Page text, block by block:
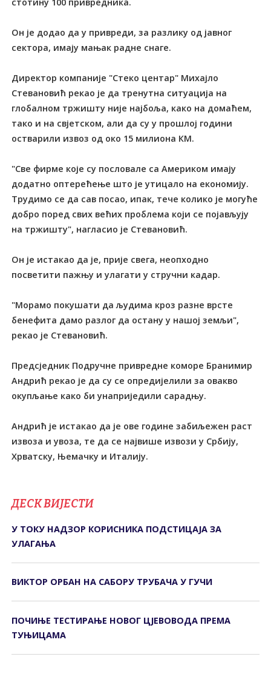
Он је додао да у привреди, за разлику од јавног
сектора, имају мањак радне снаге.
Директор компаније "Стеко центар" Михајло
Стевановић рекао је да тренутна ситуација на
глобалном тржишту није најбоља, како на домаћем,
тако и на свјетском, али да су у прошлој години
остварили извоз од око 15 милиона КМ.
"Све фирме које су пословале са Америком имају
додатно оптерећење што је утицало на економију.
Трудимо се да сав посао, ипак, тече колико је могуће
добро поред свих већих проблема који се појављују
на тржишту", нагласио је Стевановић.
Он је истакао да је, прије свега, неопходно
посветити пажњу и улагати у стручни кадар.
"Морамо покушати да људима кроз разне врсте
бенефита дамо разлог да остану у нашој земљи",
рекао је Стевановић.
Предсједник Подручне привредне коморе Бранимир
Андрић рекао је да су се опредијелили за овакво
окупљање како би унаприједили сарадњу.
Андрић је истакао да је ове године забиљежен раст
извоза и увоза, те да се највише извози у Србију,
Хрватску, Њемачку и Италију.
ДЕСК ВИЈЕСТИ
У ТОКУ НАДЗОР КОРИСНИКА ПОДСТИЦАЈА ЗА
УЛАГАЊА
ВИКТОР ОРБАН НА САБОРУ ТРУБАЧА У ГУЧИ
ПОЧИЊЕ ТЕСТИРАЊЕ НОВОГ ЦЈЕВОВОДА ПРЕМА
ТУЊИЦАМА